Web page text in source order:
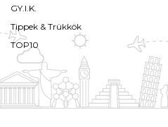
GY.I.K.
Tippek & Trükkök
TOP10